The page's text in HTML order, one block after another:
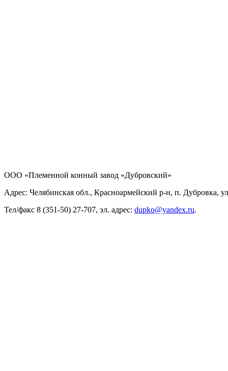
ООО «Племенной конный завод «Дубровский»
Адрес: Челябинская обл., Красноармейский р-н, п. Дубровка,
Тел/факс 8 (351-50) 27-707, эл. адрес: dupko@yandex.ru.